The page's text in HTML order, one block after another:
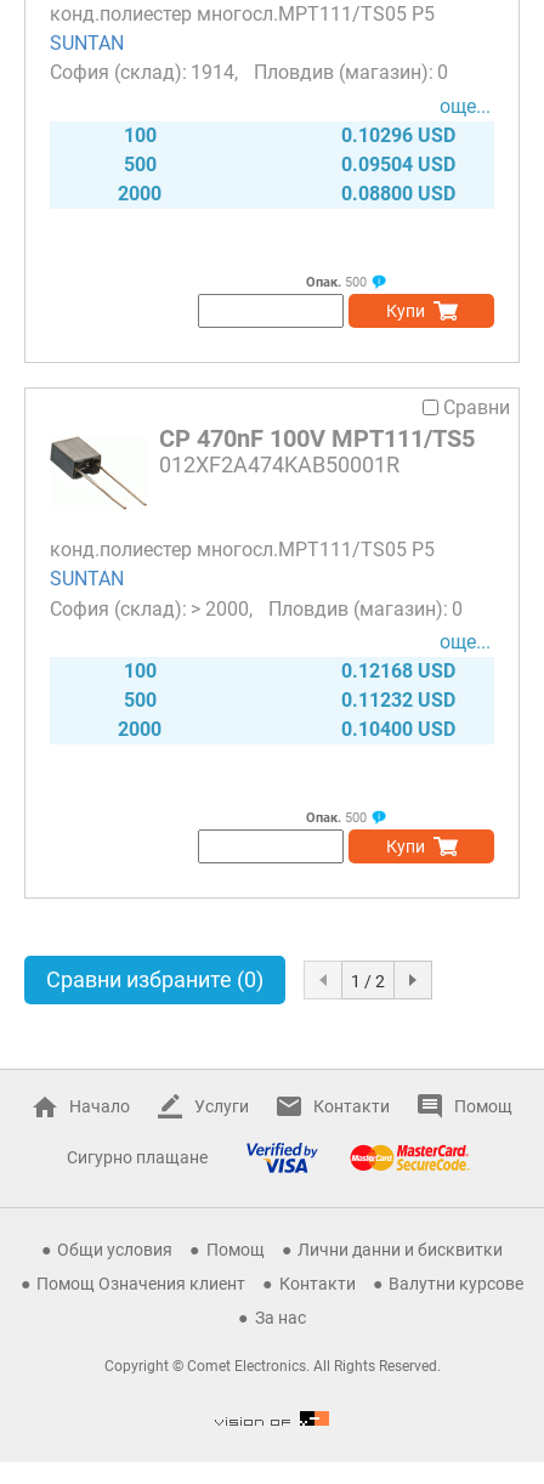
конд.полиестер многосл.MPT111/TS05 P5
SUNTAN
1914
0
още...
100
0.10296 USD
500
0.09504 USD
2000
0.08800 USD
Опак. 500
Купи
Сравни
CP 470nF 100V MPT111/TS5
012XF2A474KAB50001R
конд.полиестер многосл.MPT111/TS05 P5
SUNTAN
> 2000
0
още...
100
0.12168 USD
500
0.11232 USD
2000
0.10400 USD
Опак. 500
Купи
Сравни избраните (0) 1 / 2
Начало Услуги Контакти Помощ
Сигурно плащане
Общи условия Помощ
Лични данни и бисквитки
Помощ Означения клиент
Контакти
Валутни курсове
За нас
Copyright © Comet Electronics. All Rights Reserved.